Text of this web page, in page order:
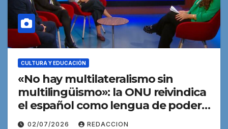
CULTURA Y EDUCACIÓN
«No hay multilateralismo sin
multilingüismo»: la ONU reivindica
el español como lengua de poder
en la era de la IA
02/07/2026 REDACCION